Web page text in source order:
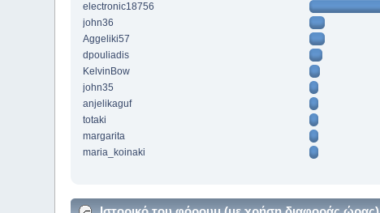
electronic18756
john36
Aggeliki57
dpouliadis
KelvinBow
john35
anjelikaguf
totaki
margarita
maria_koinaki